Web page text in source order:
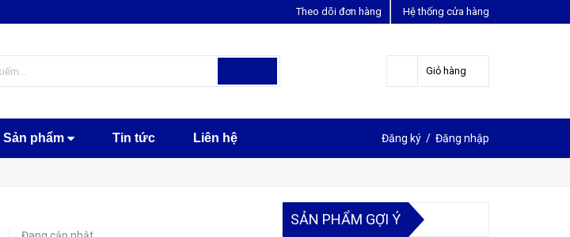
Hệ thống cửa hàng
Theo dõi đơn hàng
Giỏ hàng
Sản phẩm Tin tức Liên hệ Đăng ký / Đăng nhập
MUA NGAY LIÊN HỆ ĐẶT HÀNG
SẢN PHẨM GỢI Ý